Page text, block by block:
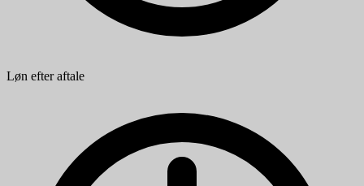
Løn efter aftale